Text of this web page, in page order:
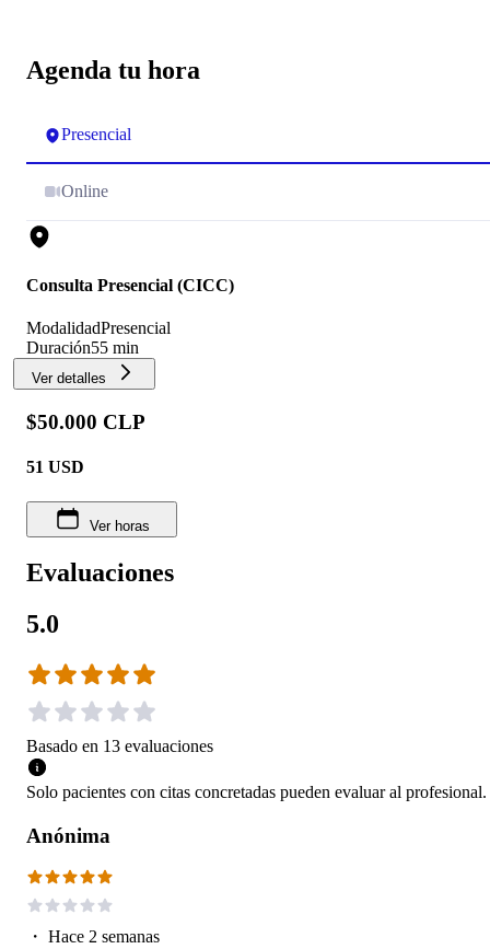
Agenda tu hora
Presencial
Online
Consulta Presencial (CICC)
ModalidadPresencial
Duración55 min
Ver detalles
$50.000 CLP
51 USD
Ver horas
Evaluaciones
5.0
Basado en 13 evaluaciones
Solo pacientes con citas concretadas pueden evaluar al profesional.
Anónima
・ Hace 2 semanas